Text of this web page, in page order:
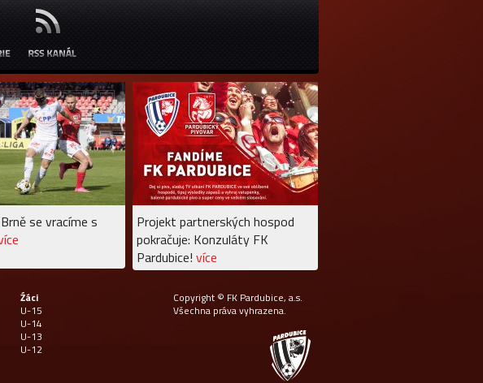
se vracíme s
Projekt partnerských hospod
pokračuje: Konzuláty FK
Pardubice! více
Źáci
U-15
U-14
U-13
U-12
Copyright © FK Pardubice, a.s.
Všechna práva vyhrazena.